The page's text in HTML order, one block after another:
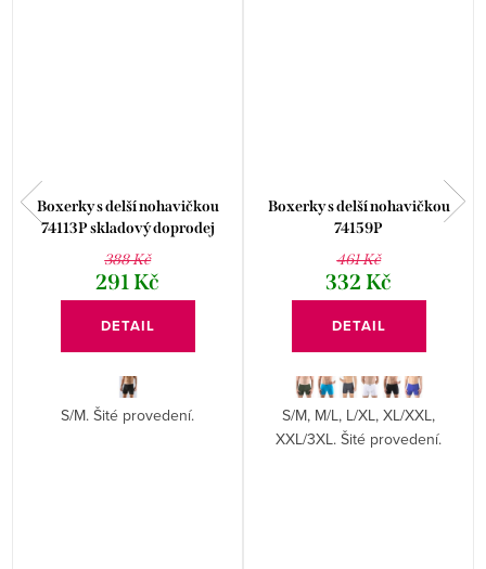
Boxerky s delší nohavičkou
74113P skladový doprodej
388 Kč
291 Kč
DETAIL
S/M. Šité provedení.
Boxerky s delší nohavičkou
74159P
461 Kč
332 Kč
DETAIL
S/M, M/L, L/XL, XL/XXL,
XXL/3XL. Šité provedení.